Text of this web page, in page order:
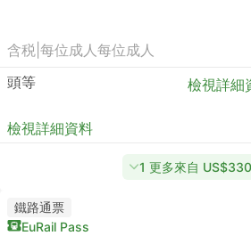
含税 每位成人每位成人
頭等
檢視詳細
檢視詳細資料
1 更多來自
鐵路通票
EuRail Pass